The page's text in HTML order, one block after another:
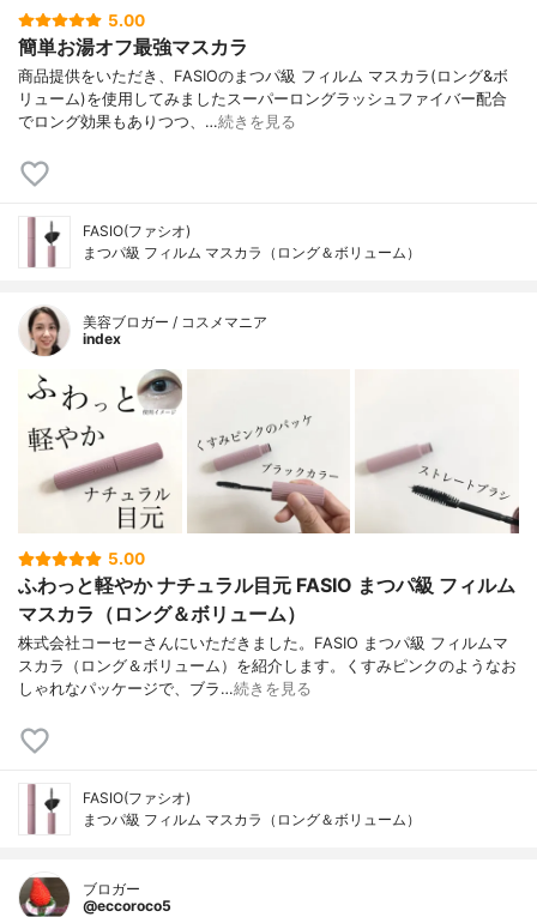
5.00
簡単お湯オフ最強マスカラ
商品提供をいただき、FASIOのまつパ級 フィルム マスカラ(ロング&ボ
リューム)を使用してみましたスーパーロングラッシュファイバー配合
でロング効果もありつつ、…続きを見る
FASIO(ファシオ)
まつパ級 フィルム マスカラ（ロング＆ボリューム）
美容ブロガー / コスメマニア
index
5.00
ふわっと軽やか ナチュラル目元 FASIO まつパ級 フィルム
マスカラ（ロング＆ボリューム）
株式会社コーセーさんにいただきました。FASIO まつパ級 フィルムマ
スカラ（ロング＆ボリューム）を紹介します。くすみピンクのようなお
しゃれなパッケージで、ブラ…続きを見る
FASIO(ファシオ)
まつパ級 フィルム マスカラ（ロング＆ボリューム）
ブロガー
@eccoroco5